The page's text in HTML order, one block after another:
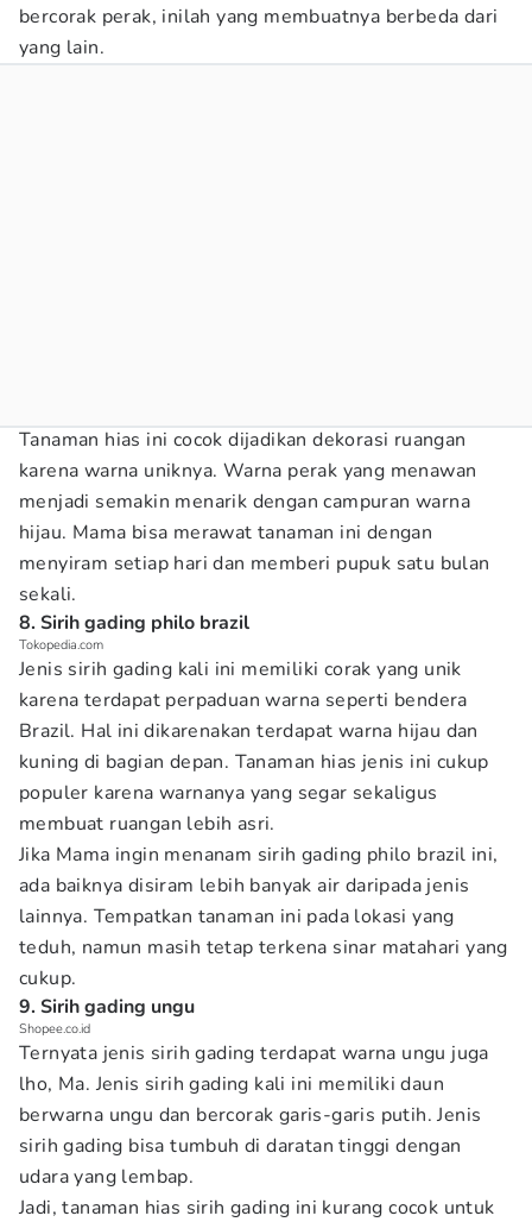
bercorak perak, inilah yang membuatnya berbeda dari
yang lain.
Tanaman hias ini cocok dijadikan dekorasi ruangan
karena warna uniknya. Warna perak yang menawan
menjadi semakin menarik dengan campuran warna
hijau. Mama bisa merawat tanaman ini dengan
menyiram setiap hari dan memberi pupuk satu bulan
sekali.
8. Sirih gading philo brazil
Tokopedia.com
Jenis sirih gading kali ini memiliki corak yang unik
karena terdapat perpaduan warna seperti bendera
Brazil. Hal ini dikarenakan terdapat warna hijau dan
kuning di bagian depan. Tanaman hias jenis ini cukup
populer karena warnanya yang segar sekaligus
membuat ruangan lebih asri.
Jika Mama ingin menanam sirih gading philo brazil ini,
ada baiknya disiram lebih banyak air daripada jenis
lainnya. Tempatkan tanaman ini pada lokasi yang
teduh, namun masih tetap terkena sinar matahari yang
cukup.
9. Sirih gading ungu
Shopee.co.id
Ternyata jenis sirih gading terdapat warna ungu juga
lho, Ma. Jenis sirih gading kali ini memiliki daun
berwarna ungu dan bercorak garis-garis putih. Jenis
sirih gading bisa tumbuh di daratan tinggi dengan
udara yang lembap.
Jadi, tanaman hias sirih gading ini kurang cocok untuk